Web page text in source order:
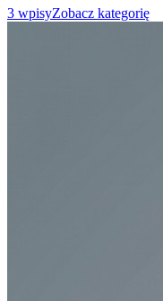
3 wpisyZobacz kategorię